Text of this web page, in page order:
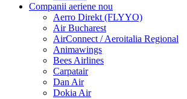
Companii aeriene nou
Aerro Direkt (FLYYO)
Air Bucharest
AirConnect / Aeroitalia Regional
Animawings
Bees Airlines
Carpatair
Dan Air
Dokia Air